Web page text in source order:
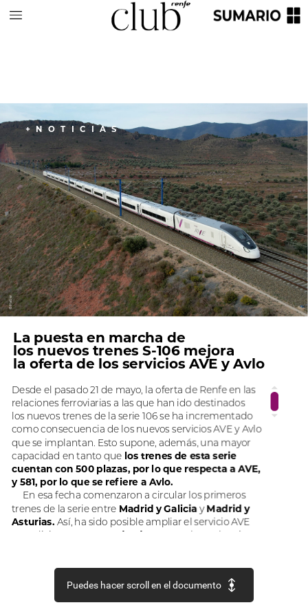
La puesta en marcha de
los nuevos trenes S-106 mejora
la oferta de los servicios AVE y Avlo
+NOTICIAS
Desde el pasado 21 de mayo, la oferta de Renfeen las
relaciones ferroviarias a las que han idodestinados
los nuevos trenes de la serie 106se ha incrementado
como consecuencia de los nuevos serviciosAVE yAvlo
quese implantan. Esto supone, además, una mayor
capacidad en tanto que los trenes de esta serie
cuentan con 500 plazas, por loque respecta a AVE,
y 581, por lo que se refiere a Avlo.
En esa fecha comenzaron a circular los primeros
trenes de la serie entre Madrid y Galiciay Madrid y
Asturias. Así, ha sido posibleampliar el servicioAVE
Galicia, desde hasta las
ciu-
y
el21de mayo lostrenesdela serie106
identificadosconelservicioAvlosepusieronenmar-
©
Patier
Puedes hacer scroll en el documento